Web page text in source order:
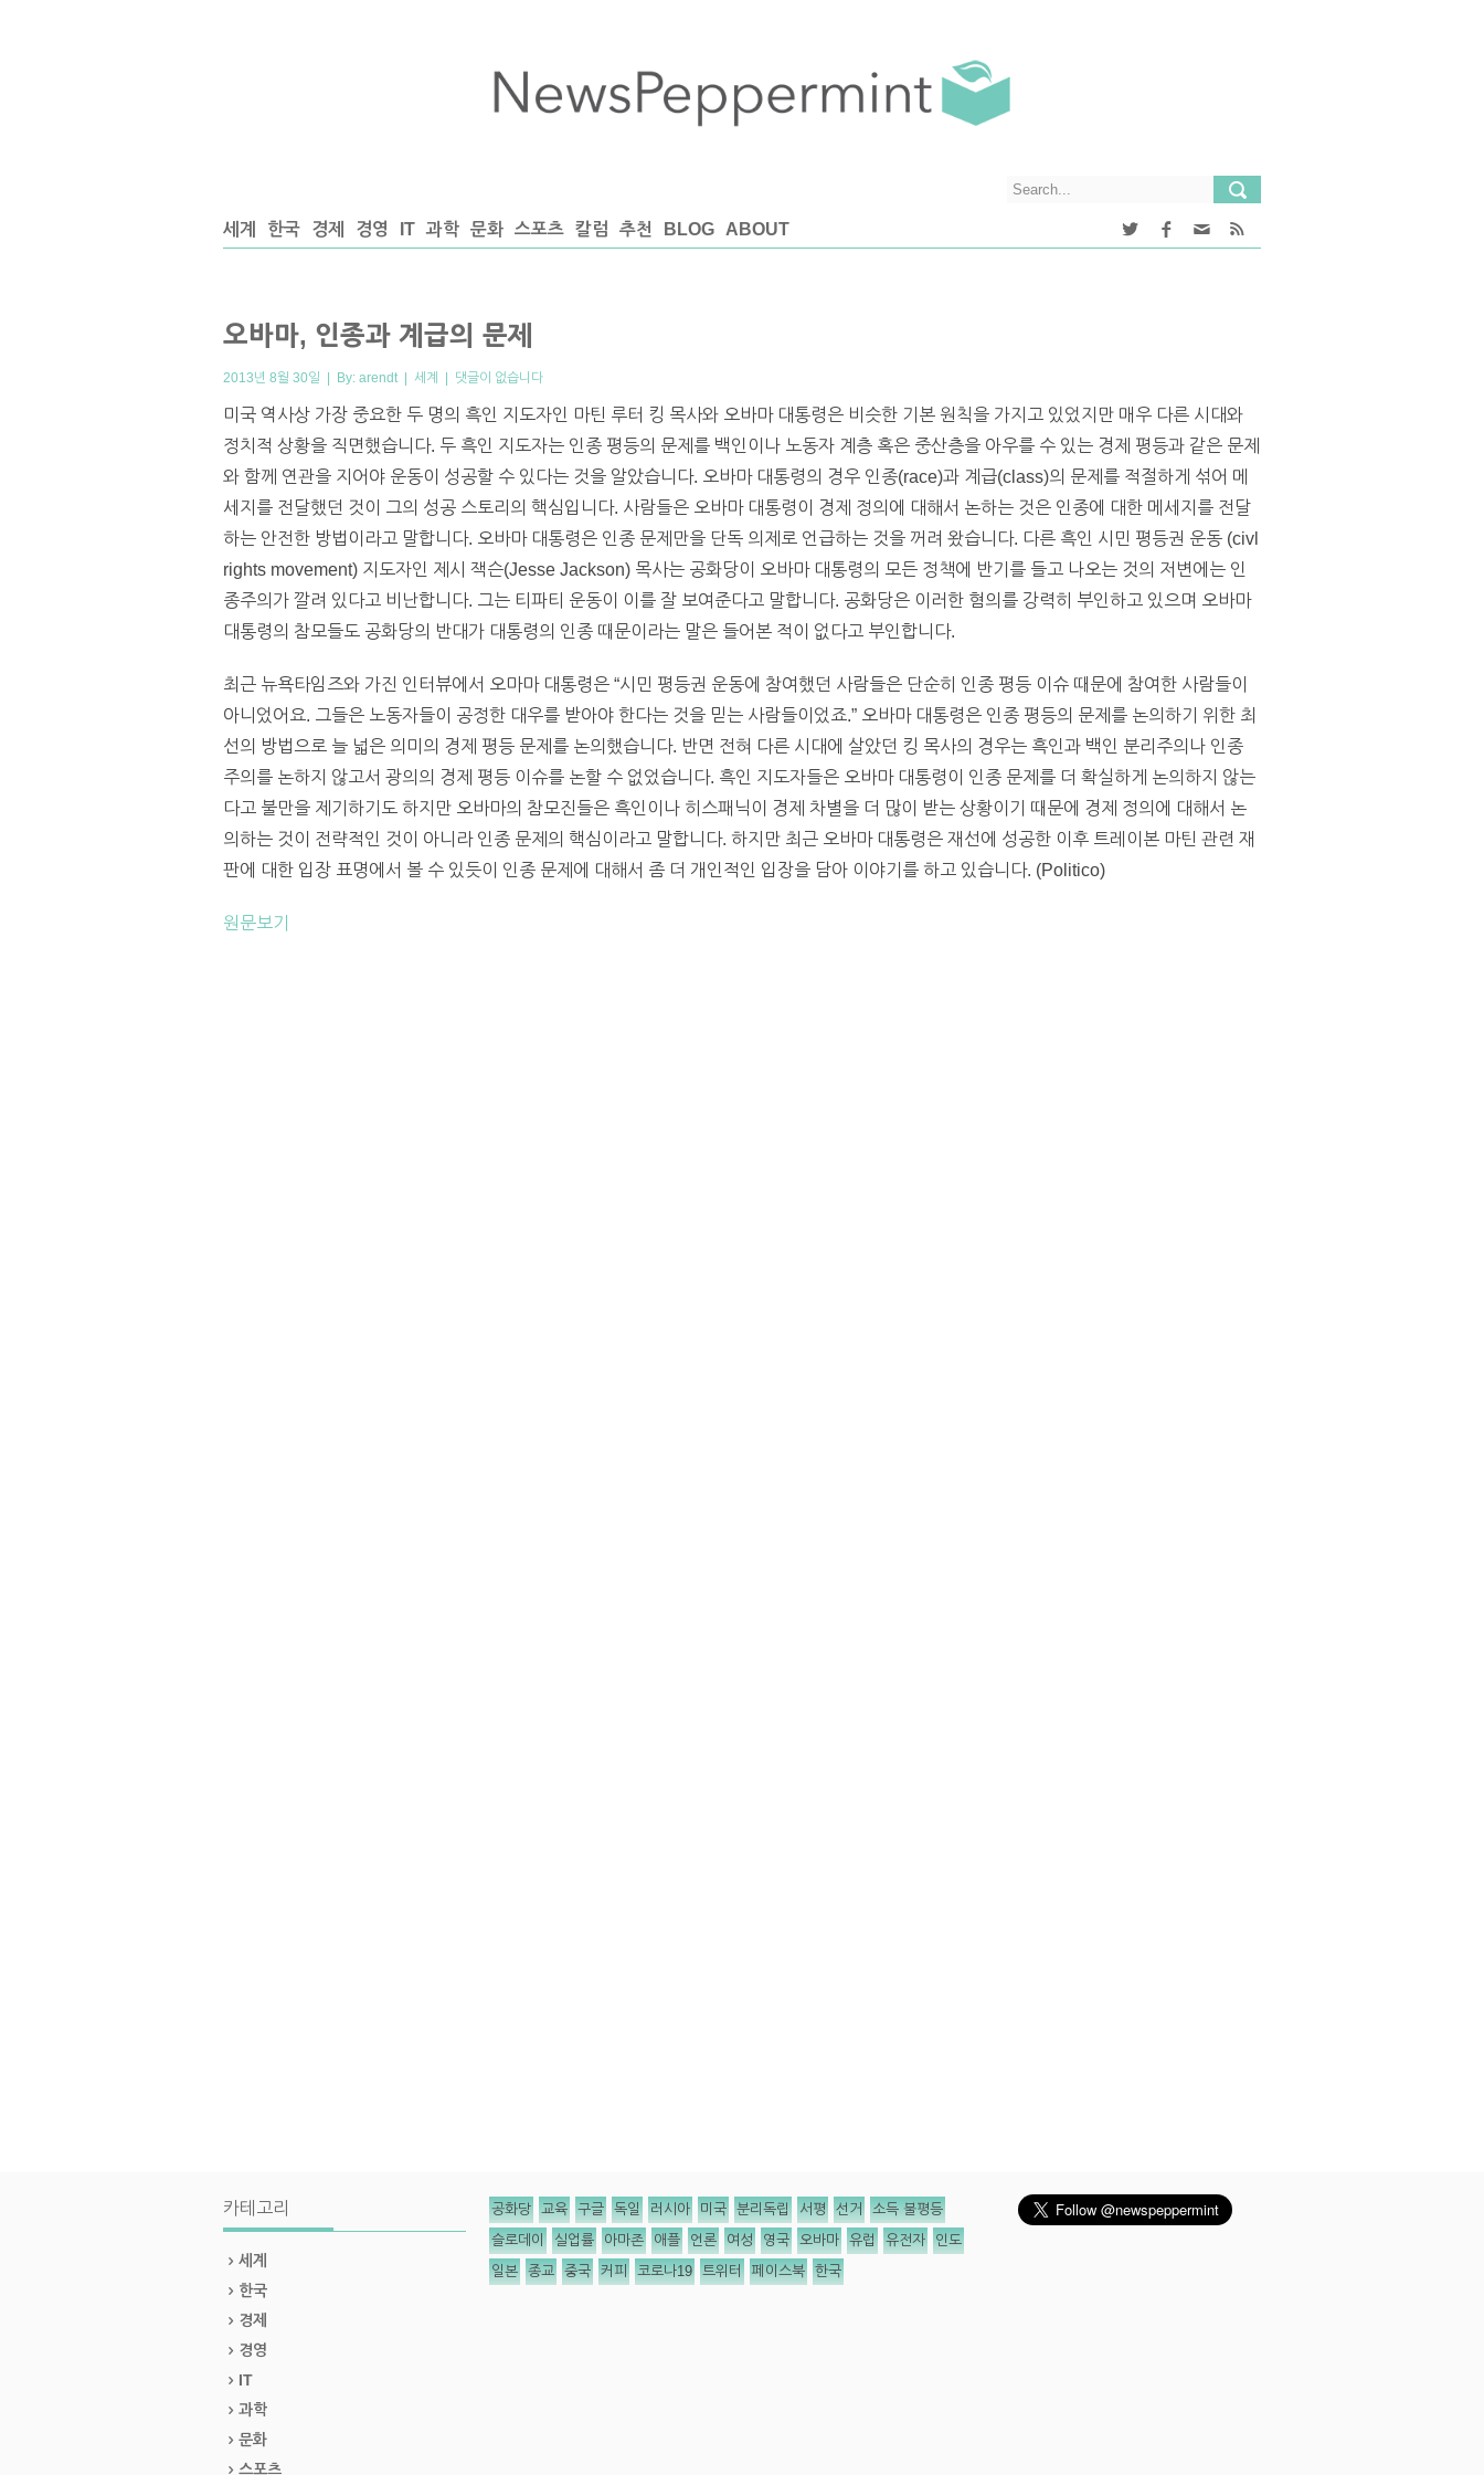
세계 한국 경제 경영 IT 과학 문화 스포츠 칼럼 추천 BLOG ABOUT
오바마, 인종과 계급의 문제
2013년 8월 30일 | By: arendt| 세계 | 댓글이 없습니다
미국 역사상 가장 중요한 두 명의 흑인 지도자인 마틴 루터 킹 목사와 오바마 대통령은 비슷한 기본 원칙을 가지고 있었지만 매우 다른 시대와
정치적 상황을 직면했습니다. 두 흑인 지도자는 인종 평등의 문제를 백인이나 노동자 계층 혹은 중산층을 아우를 수 있는 경제 평등과 같은 문제
와 함께 연관을 지어야 운동이 성공할 수 있다는 것을 알았습니다. 오바마 대통령의 경우 인종(race)과 계급(class)의 문제를 적절하게 섞어 메
세지를 전달했던 것이 그의 성공 스토리의 핵심입니다. 사람들은 오바마 대통령이 경제 정의에 대해서 논하는 것은 인종에 대한 메세지를 전달
하는 안전한 방법이라고 말합니다. 오바마 대통령은 인종 문제만을 단독 의제로 언급하는 것을 꺼려 왔습니다. 다른 흑인 시민 평등권 운동 (civl
rights movement) 지도자인 제시 잭슨(Jesse Jackson) 목사는 공화당이 오바마 대통령의 모든 정책에 반기를 들고 나오는 것의 저변에는 인
종주의가 깔려 있다고 비난합니다. 그는 티파티 운동이 이를 잘 보여준다고 말합니다. 공화당은 이러한 혐의를 강력히 부인하고 있으며 오바마
대통령의 참모들도 공화당의 반대가 대통령의 인종 때문이라는 말은 들어본 적이 없다고 부인합니다.
최근 뉴욕타임즈와 가진 인터뷰에서 오마마 대통령은 “시민 평등권 운동에 참여했던 사람들은 단순히 인종 평등 이슈 때문에 참여한 사람들이
아니었어요. 그들은 노동자들이 공정한 대우를 받아야 한다는 것을 믿는 사람들이었죠.” 오바마 대통령은 인종 평등의 문제를 논의하기 위한 최
선의 방법으로 늘 넓은 의미의 경제 평등 문제를 논의했습니다. 반면 전혀 다른 시대에 살았던 킹 목사의 경우는 흑인과 백인 분리주의나 인종
주의를 논하지 않고서 광의의 경제 평등 이슈를 논할 수 없었습니다. 흑인 지도자들은 오바마 대통령이 인종 문제를 더 확실하게 논의하지 않는
다고 불만을 제기하기도 하지만 오바마의 참모진들은 흑인이나 히스패닉이 경제 차별을 더 많이 받는 상황이기 때문에 경제 정의에 대해서 논
의하는 것이 전략적인 것이 아니라 인종 문제의 핵심이라고 말합니다. 하지만 최근 오바마 대통령은 재선에 성공한 이후 트레이본 마틴 관련 재
판에 대한 입장 표명에서 볼 수 있듯이 인종 문제에 대해서 좀 더 개인적인 입장을 담아 이야기를 하고 있습니다. (Politico)
원문보기
카테고리
세계
한국
경제
경영
IT
과학
문화
스포츠
공화당 교육 구글 독일 러시아 미국 분리독립 서평 선거 소득 불평등
슬로데이 실업률 아마존 애플 언론 여성 영국 오바마 유럽 유전자 인도
일본 종교 중국 커피 코로나19 트위터 페이스북 한국